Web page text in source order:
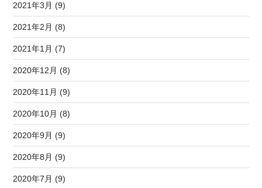
2021年3月 (9)
2021年2月 (8)
2021年1月 (7)
2020年12月 (8)
2020年11月 (9)
2020年10月 (8)
2020年9月 (9)
2020年8月 (9)
2020年7月 (9)